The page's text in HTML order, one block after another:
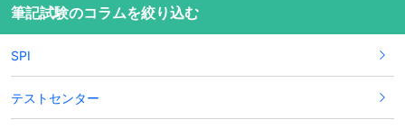
筆記試験のコラムを絞り込む
SPI
テストセンター